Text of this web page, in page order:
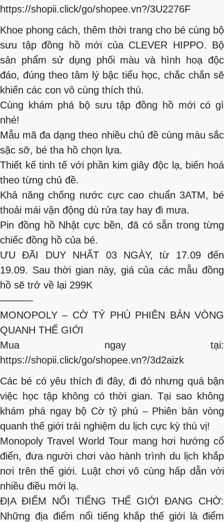
https://shopii.click/go/shopee.vn?/3U2276F
Khoe phong cách, thêm thời trang cho bé cùng bộ
sưu tập đồng hồ mới của CLEVER HIPPO. Bộ
sản phẩm sử dụng phối màu và hình hoạ độc
đáo, đúng theo tâm lý bậc tiểu học, chắc chắn sẽ
khiến các con vô cùng thích thú.
Cùng khám phá bộ sưu tập đồng hồ mới có gì
nhé!
Mẫu mã đa dạng theo nhiều chủ đề cùng màu sắc
sặc sỡ, bé tha hồ chọn lựa.
Thiết kế tinh tế với phần kim giây độc lạ, biến hoá
theo từng chủ đề.
Khả năng chống nước cực cao chuẩn 3ATM, bé
thoải mái vận động dù rửa tay hay đi mưa.
Pin đồng hồ Nhật cực bền, đã có sẵn trong từng
chiếc đồng hồ của bé.
ƯU ĐÃI DUY NHẤT 03 NGÀY, từ 17.09 đến
19.09. Sau thời gian này, giá của các mẫu đồng
hồ sẽ trở về lại 299K
———-
MONOPOLY – CỜ TỶ PHÚ PHIÊN BẢN VÒNG
QUANH THẾ GIỚI
Mua ngay tại:
https://shopii.click/go/shopee.vn?/3d2aizk
Các bé có yêu thích đi đây, đi đó nhưng quá bận
việc học tập không có thời gian. Tại sao không
khám phá ngay bộ Cờ tỷ phú – Phiên bản vòng
quanh thế giới trải nghiệm du lịch cực kỳ thú vị!
Monopoly Travel World Tour mang hơi hướng cổ
điển, đưa người chơi vào hành trình du lịch khắp
nơi trên thế giới. Luật chơi vô cùng hấp dẫn với
nhiều điều mới lạ.
ĐỊA ĐIỂM NỔI TIẾNG THẾ GIỚI ĐANG CHỜ:
Những địa điểm nổi tiếng khắp thế giới là điểm